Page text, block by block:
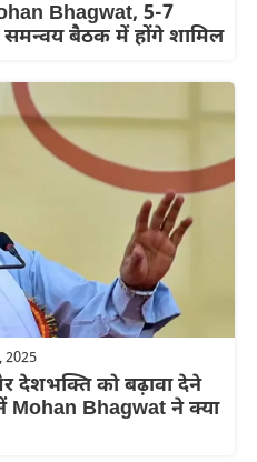
Bhagwat, 5-7
बैठक में होंगे शामिल
2025
को बढ़ावा देने
Mohan Bhagwat ने क्या